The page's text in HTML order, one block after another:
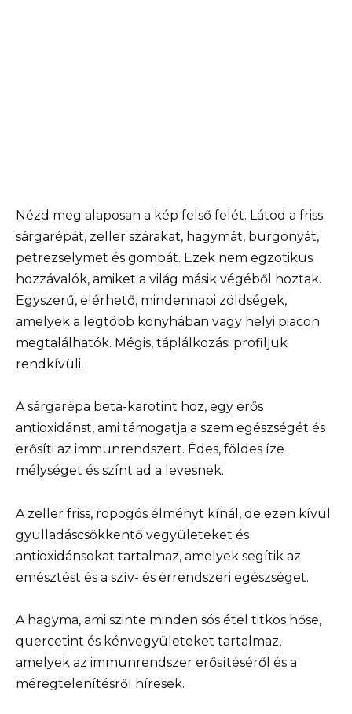
Nézd meg alaposan a kép felső felét. Látod a friss
sárgarépát, zeller szárakat, hagymát, burgonyát,
petrezselymet és gombát. Ezek nem egzotikus
hozzávalók, amiket a világ másik végéből hoztak.
Egyszerű, elérhető, mindennapi zöldségek,
amelyek a legtöbb konyhában vagy helyi piacon
megtalálhatók. Mégis, táplálkozási profiljuk
rendkívüli.
A sárgarépa beta-karotint hoz, egy erős
antioxidánst, ami támogatja a szem egészségét és
erősíti az immunrendszert. Édes, földes íze
mélységet és színt ad a levesnek.
A zeller friss, ropogós élményt kínál, de ezen kívül
gyulladáscsökkentő vegyületeket és
antioxidánsokat tartalmaz, amelyek segítik az
emésztést és a szív- és érrendszeri egészséget.
A hagyma, ami szinte minden sós étel titkos hőse,
quercetint és kénvegyületeket tartalmaz,
amelyek az immunrendszer erősítéséről és a
méregtelenítésről híresek.